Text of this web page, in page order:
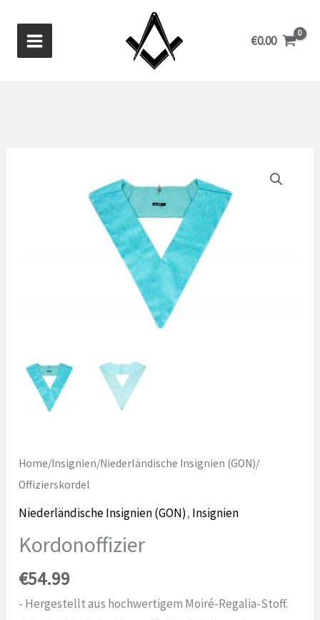
Inhalt
springen
€0.00
Home/Insignien/Niederländische Insignien (GON)/
Offizierskordel
Niederländische Insignien (GON), Insignien
Kordonoffizier
€54.99
- Hergestellt aus hochwertigem Moiré-Regalia-Stoff.